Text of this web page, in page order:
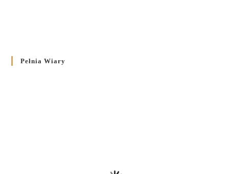
Pełnia Wiary